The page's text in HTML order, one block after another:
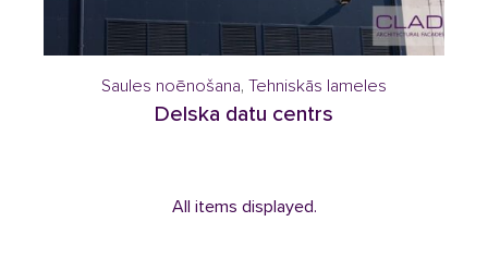
Saules noēnošana, Tehniskās lameles
Delska datu centrs
All items displayed.